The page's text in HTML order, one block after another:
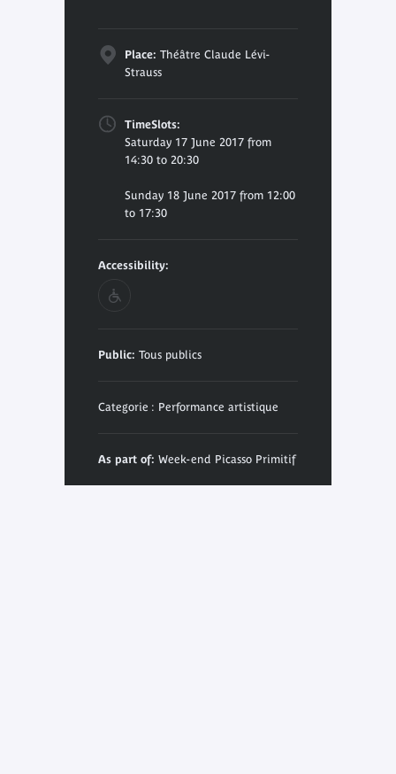
Place: Théâtre Claude Lévi-
Strauss
TimeSlots:
Saturday 17 June 2017 from
14:30 to 20:30
Sunday 18 June 2017 from 12:00
to 17:30
Accessibility:
Public: Tous publics
Categorie : Performance artistique
As part of: Week-end Picasso Primitif